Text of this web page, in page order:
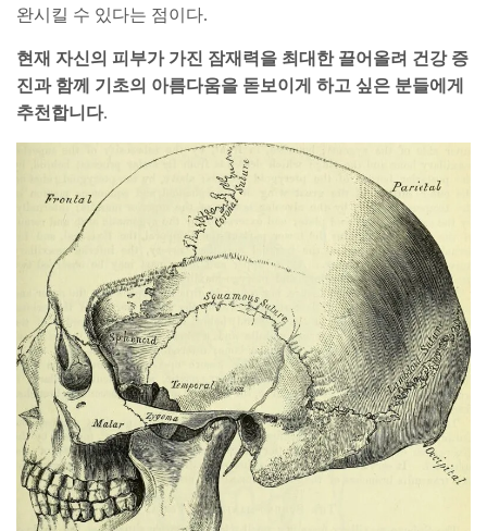
완시킬 수 있다는 점이다.
현재 자신의 피부가 가진 잠재력을 최대한 끌어올려 건강 증
진과 함께 기초의 아름다움을 돋보이게 하고 싶은 분들에게
추천합니다.